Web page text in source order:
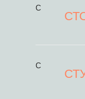
С
С